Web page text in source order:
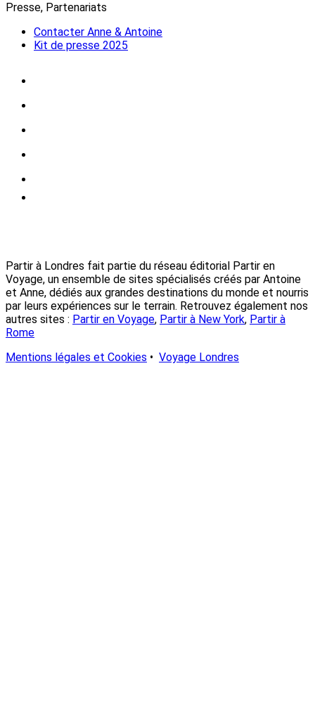
Presse, Partenariats
Contacter Anne & Antoine
Kit de presse 2025
Partir à Londres fait partie du réseau éditorial Partir en
Voyage, un ensemble de sites spécialisés créés par Antoine
et Anne, dédiés aux grandes destinations du monde et nourris
par leurs expériences sur le terrain. Retrouvez également nos
autres sites : Partir en Voyage, Partir à New York, Partir à
Rome
Mentions légales et Cookies • Voyage Londres